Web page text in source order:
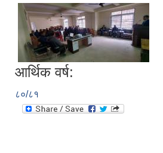
आर्थिक वर्ष:
८०/८१